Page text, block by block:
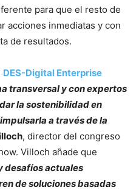
para que el resto de
acciones inmediatas y con
de resultados.
DES-Digital Enterprise
transversal y con expertos
la sostenibilidad en
a través de la
, director del congreso
Villoch añade que
desafíos actuales
de soluciones basadas